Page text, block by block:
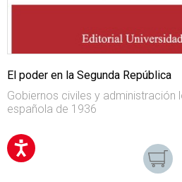
El poder en la Segunda República
Gobiernos civiles y administración
española de 1936